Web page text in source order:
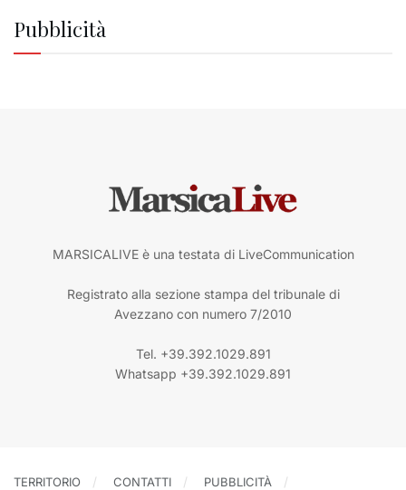
Pubblicità
MARSICALIVE è una testata di LiveCommunication
Registrato alla sezione stampa del tribunale di
Avezzano con numero 7/2010
Tel. +39.392.1029.891
Whatsapp +39.392.1029.891
TERRITORIO CONTATTI PUBBLICITÀ